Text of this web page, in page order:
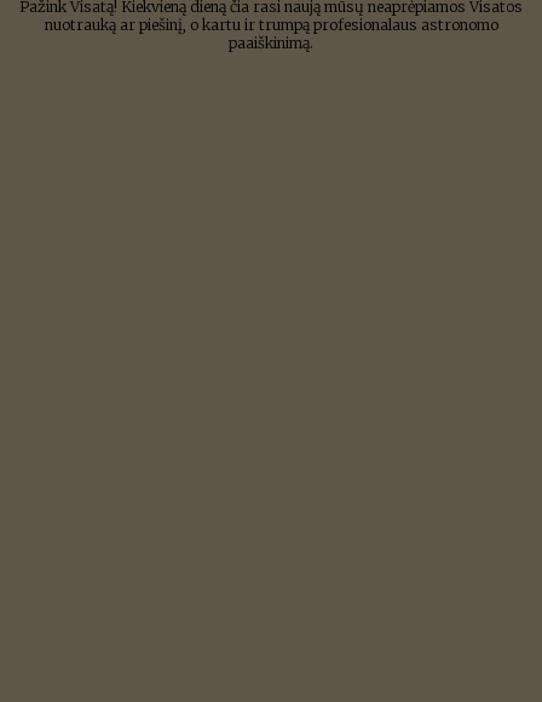
Pažink Visatą! Kiekvieną dieną čia rasi naują mūsų neaprėpiamos Visatos
nuotrauką ar piešinį, o kartu ir trumpą profesionalaus astronomo
paaiškinimą.